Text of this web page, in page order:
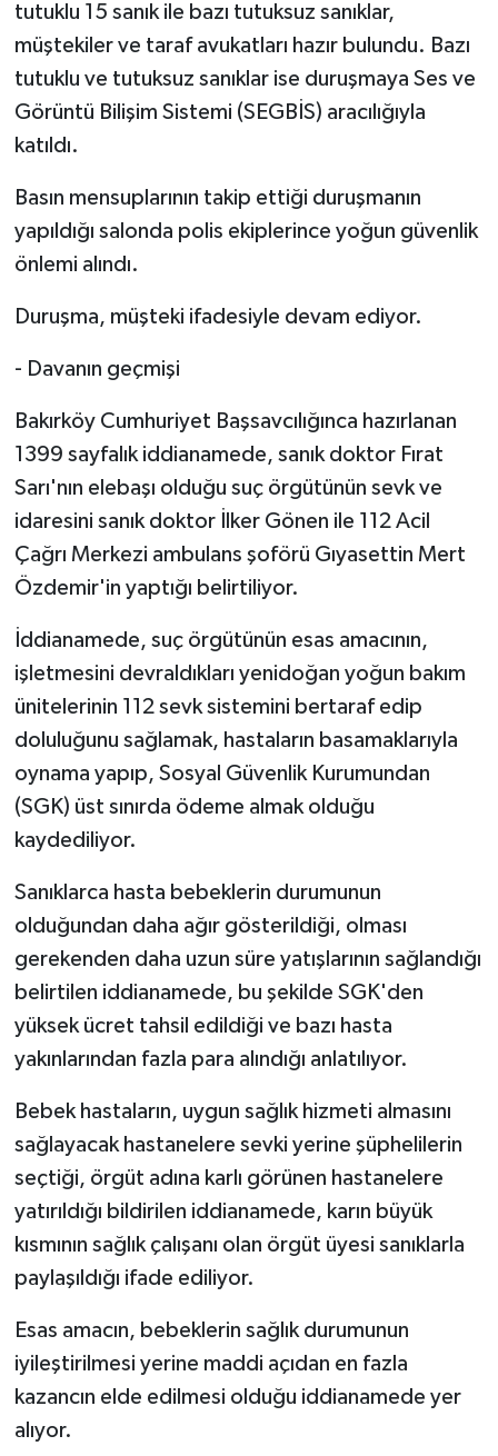
tutuklu 15 sanık ile bazı tutuksuz sanıklar,
müştekiler ve taraf avukatları hazır bulundu. Bazı
tutuklu ve tutuksuz sanıklar ise duruşmaya Ses ve
Görüntü Bilişim Sistemi (SEGBİS) aracılığıyla
katıldı.
Basın mensuplarının takip ettiği duruşmanın
yapıldığı salonda polis ekiplerince yoğun güvenlik
önlemi alındı.
Duruşma, müşteki ifadesiyle devam ediyor.
- Davanın geçmişi
Bakırköy Cumhuriyet Başsavcılığınca hazırlanan
1399 sayfalık iddianamede, sanık doktor Fırat
Sarı'nın elebaşı olduğu suç örgütünün sevk ve
idaresini sanık doktor İlker Gönen ile 112 Acil
Çağrı Merkezi ambulans şoförü Gıyasettin Mert
Özdemir'in yaptığı belirtiliyor.
İddianamede, suç örgütünün esas amacının,
işletmesini devraldıkları yenidoğan yoğun bakım
ünitelerinin 112 sevk sistemini bertaraf edip
doluluğunu sağlamak, hastaların basamaklarıyla
oynama yapıp, Sosyal Güvenlik Kurumundan
(SGK) üst sınırda ödeme almak olduğu
kaydediliyor.
Sanıklarca hasta bebeklerin durumunun
olduğundan daha ağır gösterildiği, olması
gerekenden daha uzun süre yatışlarının sağlandığı
belirtilen iddianamede, bu şekilde SGK'den
yüksek ücret tahsil edildiği ve bazı hasta
yakınlarından fazla para alındığı anlatılıyor.
Bebek hastaların, uygun sağlık hizmeti almasını
sağlayacak hastanelere sevki yerine şüphelilerin
seçtiği, örgüt adına karlı görünen hastanelere
yatırıldığı bildirilen iddianamede, karın büyük
kısmının sağlık çalışanı olan örgüt üyesi sanıklarla
paylaşıldığı ifade ediliyor.
Esas amacın, bebeklerin sağlık durumunun
iyileştirilmesi yerine maddi açıdan en fazla
kazancın elde edilmesi olduğu iddianamede yer
alıyor.